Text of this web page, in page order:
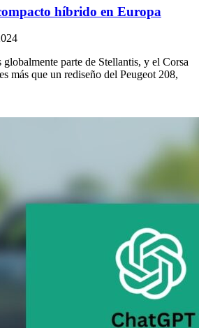
híbrido en Europa
globalmente parte de Stellantis, y el Corsa
más que un rediseño del Peugeot 208,